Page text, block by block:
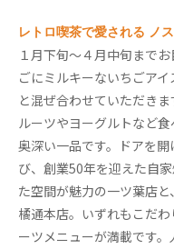
レトロ喫茶で愛される ノ
１月下旬～４月中旬まで
ごにミルキーないちごア
と混ぜ合わせていただき
ルーツやヨーグルトなど
奥深い一品です。ドアを
び、創業50年を迎えた自
た空間が魅力の一ツ葉店
橘通本店。いずれもこだ
ーツメニューが満載です